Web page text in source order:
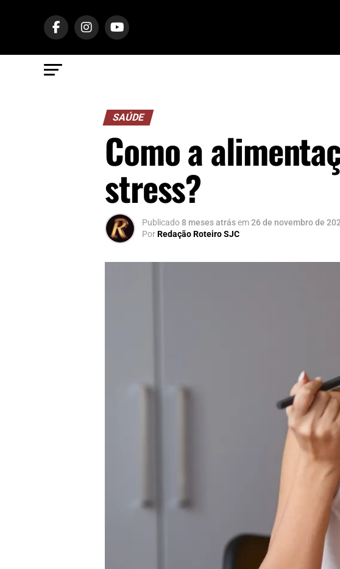
SAÚDE
Como a
stress?
Publicado8 meses atrásem26 de novembro de
PorRedação Roteiro SJC